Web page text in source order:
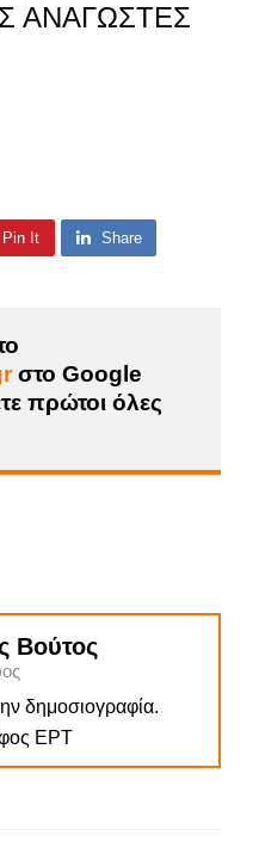
ΑΝΑΓΩΣΤΕΣ
Pin It Share
στο Google
πρώτοι όλες
Βούτος
δημοσιογραφία.
ΕΡΤ